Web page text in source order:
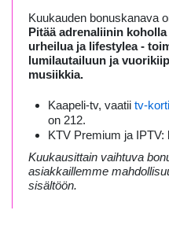
Kuukauden bonuskanava
Pitää adrenaliinin
urheilua ja lifestylea -
lumilautailuun ja
musiikkia.
Kaapeli-tv, vaatii tv-
on 212.
KTV Premium ja IPTV:
Kuukausittain vaihtuva
asiakkaillemme
sisältöön.